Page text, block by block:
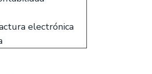
electrónica